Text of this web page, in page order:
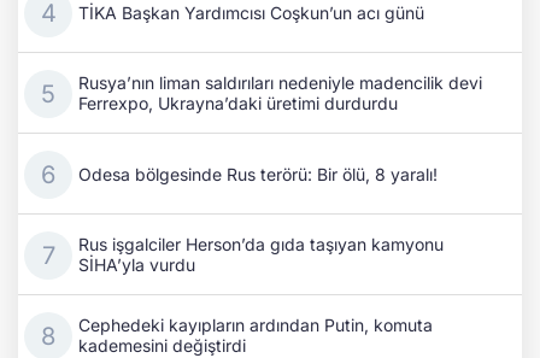
TİKA Başkan Yardımcısı Coşkun’un acı günü
Rusya’nın liman saldırıları nedeniyle madencilik devi
Ferrexpo, Ukrayna’daki üretimi durdurdu
Odesa bölgesinde Rus terörü: Bir ölü, 8 yaralı!
Rus işgalciler Herson’da gıda taşıyan kamyonu
SİHA’yla vurdu
Cephedeki kayıpların ardından Putin, komuta
kademesini değiştirdi